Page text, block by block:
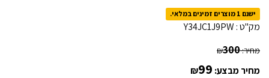
ישנם 1 מוצרים זמינים במלאי.
מק"ט : Y34JC1J9PW
מחיר: ₪300
מחיר מבצע: ₪99